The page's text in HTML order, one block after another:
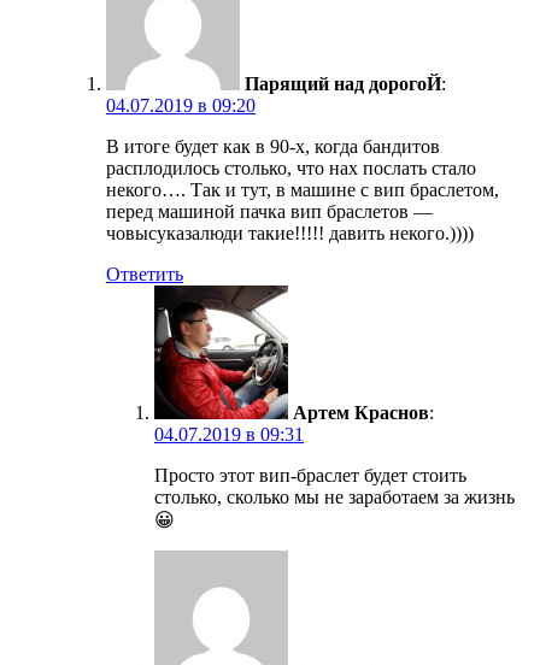
Парящий над дорогоЙ:
04.07.2019 в 09:20
В итоге будет как в 90-х, когда бандитов
расплодилось столько, что нах послать стало
некого…. Так и тут, в машине с вип браслетом,
перед машиной пачка вип браслетов —
човысуказалюди такие!!!!! давить некого.))))
Ответить
Артем Краснов:
04.07.2019 в 09:31
Просто этот вип-браслет будет стоить
столько, сколько мы не заработаем за жизнь
😀